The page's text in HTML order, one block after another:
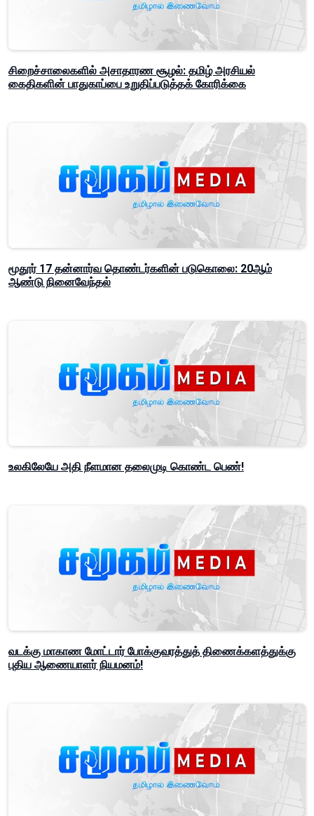
சிறைச்சாலைகளில் அசாதாரண சூழல்: தமிழ் அரசியல்
கைதிகளின் பாதுகாப்பை உறுதிப்படுத்தக் கோரிக்கை
மூதூர் 17 தன்னார்வ தொண்டர்களின் படுகொலை: 20ஆம்
ஆண்டு நினைவேந்தல்
உலகிலேயே அதி நீளமான தலைமுடி கொண்ட பெண்!
வடக்கு மாகாண மோட்டார் போக்குவரத்துத் திணைக்களத்துக்கு
புதிய ஆணையாளர் நியமனம்!